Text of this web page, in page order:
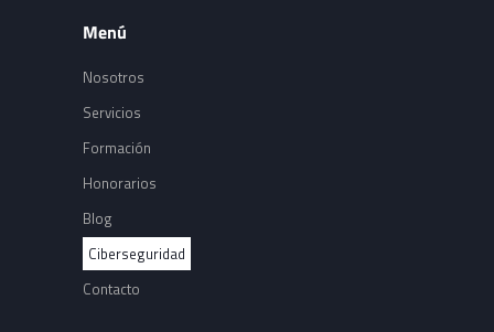
Menú
Nosotros
Servicios
Formación
Honorarios
Blog
Ciberseguridad
Contacto